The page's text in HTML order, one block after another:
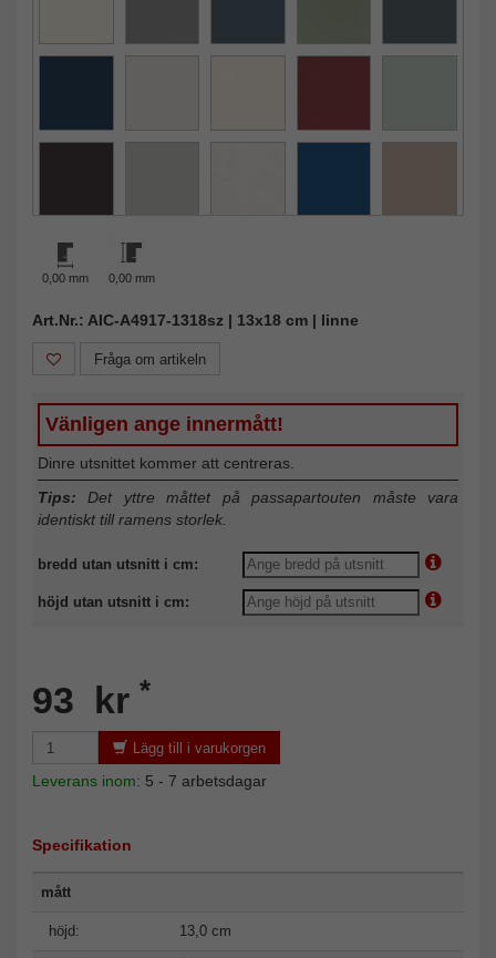
0,00 mm 0,00 mm
Art.Nr.: AIC-A4917-1318sz | 13x18 cm | linne
Fråga om artikeln
Vänligen ange innermått!
Dinre utsnittet kommer att centreras.
Tips: Det yttre måttet på passapartouten måste vara
identiskt till ramens storlek.
bredd utan utsnitt i cm:
höjd utan utsnitt i cm:
93 kr *
Lägg till i varukorgen
Leverans inom: 5 - 7 arbetsdagar
Specifikation
mått
höjd: 13,0 cm